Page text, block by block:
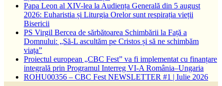
Papa Leon al XIV-lea la Audiența Generală din 5 august
2026: Euharistia și Liturgia Orelor sunt respirația vieții
Bisericii
PS Virgil Bercea de sărbătoarea Schimbării la Față a
Domnului: „Să-L ascultăm pe Cristos și să ne schimbăm
viața”
Proiectul european „CBC Fest” va fi implementat cu finanțare
integrală prin Programul Interreg VI-A România–Ungaria
ROHU00356 – CBC Fest NEWSLETTER #1 | Iulie 2026